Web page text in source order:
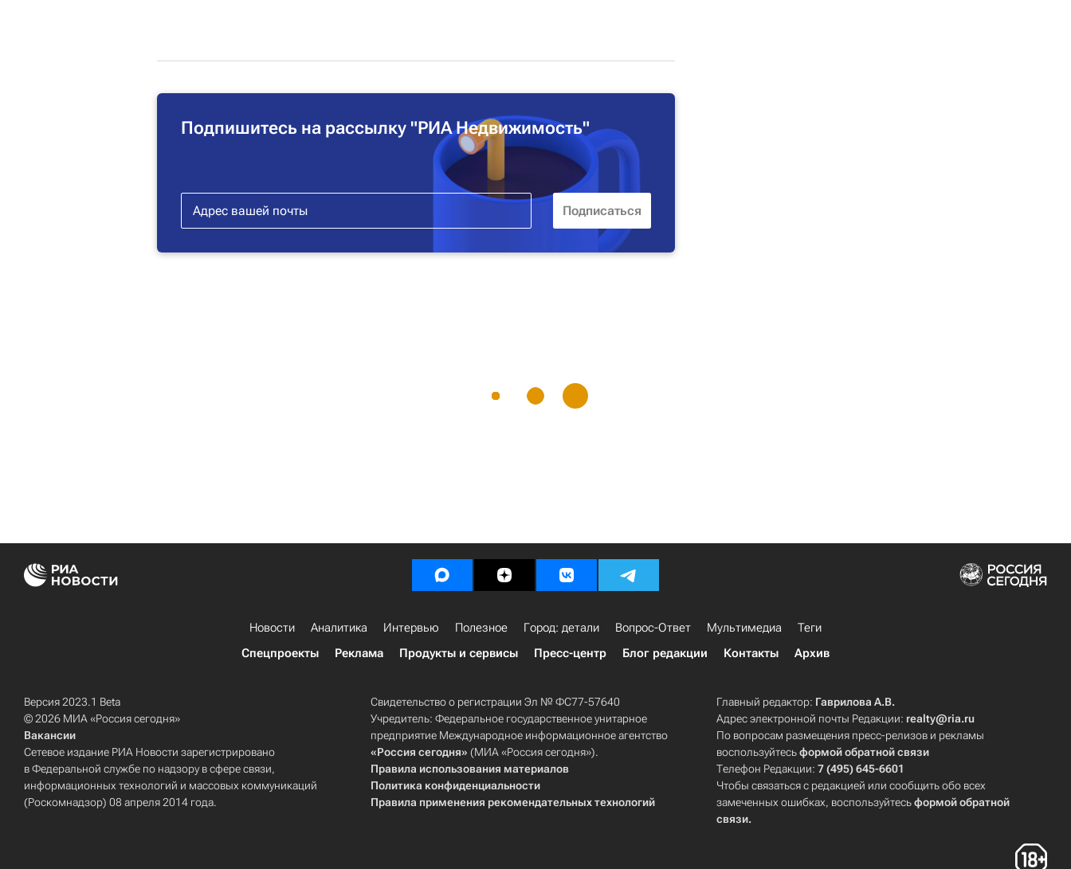
Подпишитесь на рассылку "РИА Недвижимость"
Новости Аналитика Интервью Полезное Город: детали Вопрос-Ответ Мультимедиа
Теги
Спецпроекты
Реклама Продукты и сервисы Пресс-центр Блог редакции Контакты Архив
Версия 2023.1 Beta
© 2026 МИА «Россия сегодня»
Вакансии
Сетевое издание РИА Новости зарегистрировано
в Федеральной службе по надзору в сфере связи,
информационных технологий и массовых коммуникаций
(Роскомнадзор) 08 апреля 2014 года.
Свидетельство о регистрации Эл № ФС77-57640
Учредитель: Федеральное государственное унитарное
предприятие Международное информационное агентство
«Россия сегодня» (МИА «Россия сегодня»).
Правила использования материалов
Политика конфиденциальности
Правила применения рекомендательных технологий
Главный редактор: Гаврилова А.В.
Адрес электронной почты Редакции: realty@ria.ru
По вопросам размещения пресс-релизов и рекламы
воспользуйтесьформой обратной связи
Телефон Редакции:7 (495) 645-6601
Чтобы связаться с редакцией или сообщить обо всех
замеченных ошибках, воспользуйтесьформой обратной
связи.